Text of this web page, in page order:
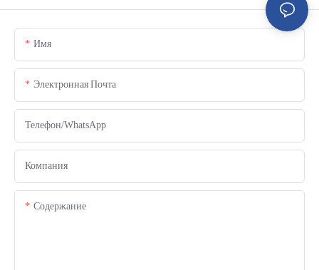
Имя
Электронная Почта
Телефон/WhatsApp
Компания
Содержание